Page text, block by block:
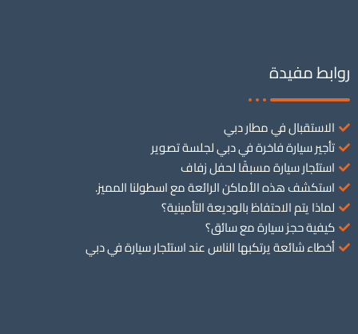
روابط مفيدة
الاستقبال في مطار دبي
تأجير سيارة فاخرة في دبي لجلسة تصوير
استئجار سيارة مسبقًا لحفل زفاف
استكشف هذه الأماكن الرائعة مع اسطولنا المميز.
لماذا يتم الاحتفاظ بالوديعة التأمينية؟
كيفية حجز سيارة مع سائق؟
أخطاء شائعة يرتكبها الناس عند استئجار سيارة في دبي